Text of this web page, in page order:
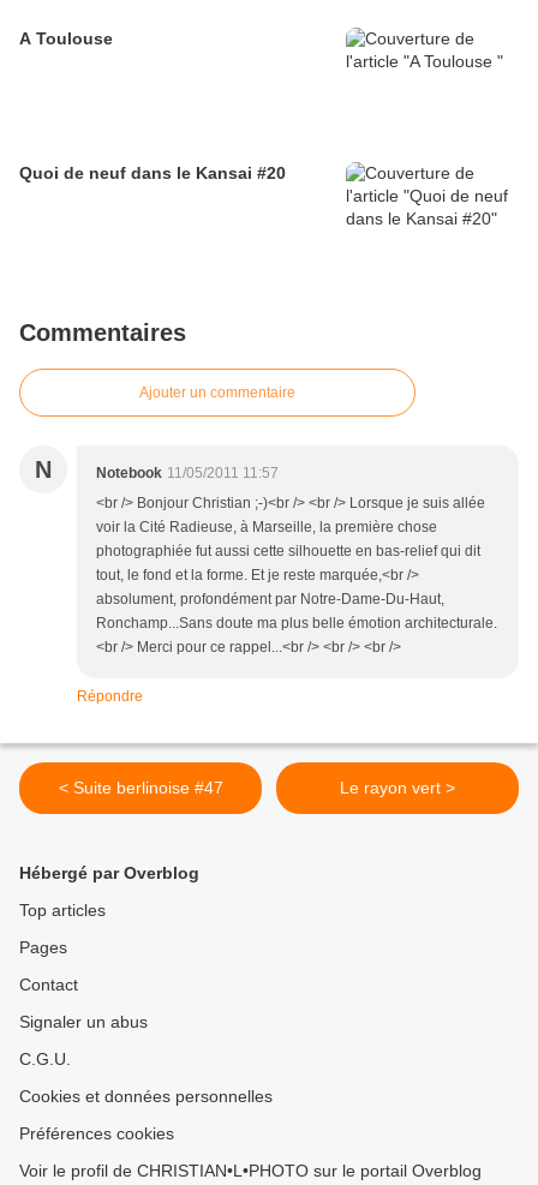
A Toulouse
Quoi de neuf dans le Kansai #20
Commentaires
Ajouter un commentaire
N Notebook 11/05/2011 11:57
<br /> Bonjour Christian ;-)<br /> <br /> Lorsque je suis allée
voir la Cité Radieuse, à Marseille, la première chose
photographiée fut aussi cette silhouette en bas-relief qui dit
tout, le fond et la forme. Et je reste marquée,<br />
absolument, profondément par Notre-Dame-Du-Haut,
Ronchamp...Sans doute ma plus belle émotion architecturale.
<br /> Merci pour ce rappel...<br /> <br /> <br />
Répondre
< Suite berlinoise #47 Le rayon vert >
Hébergé par Overblog
Top articles
Pages
Contact
Signaler un abus
C.G.U.
Cookies et données personnelles
Préférences cookies
Voir le profil de CHRISTIAN•L•PHOTO sur le portail Overblog